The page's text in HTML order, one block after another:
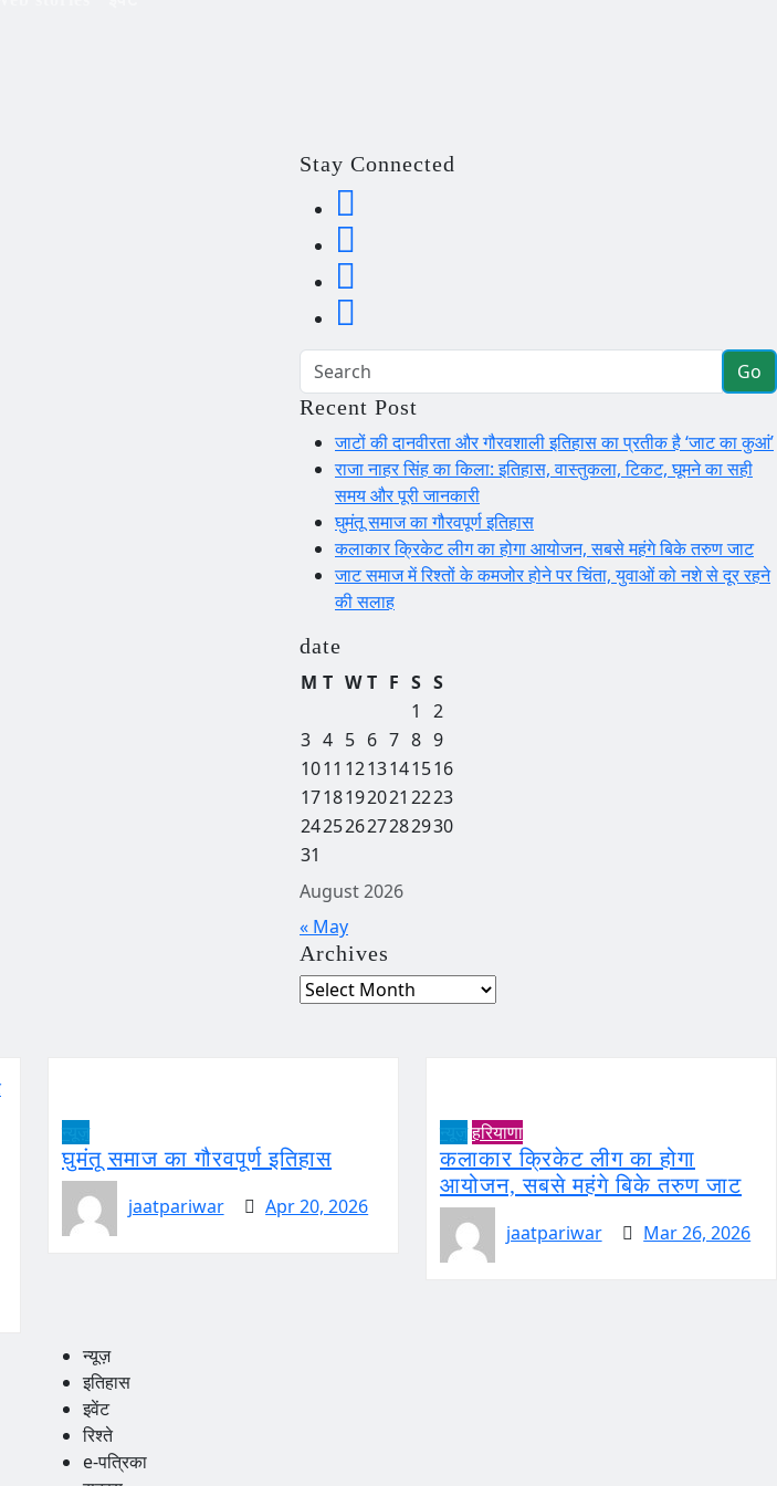
Stay Connected
Go
Recent Post
जाटों की दानवीरता और गौरवशाली इतिहास का प्रतीक है ‘जाट का कुआं’
राजा नाहर सिंह का किला: इतिहास, वास्तुकला, टिकट, घूमने का सही
समय और पूरी जानकारी
घुमंतू समाज का गौरवपूर्ण इतिहास
कलाकार क्रिकेट लीग का होगा आयोजन, सबसे महंगे बिके तरुण जाट
जाट समाज में रिश्तों के कमजोर होने पर चिंता, युवाओं को नशे से दूर रहने
की सलाह
date
August 2026
M T W T F S S
1
2
3 4 5 6 7 8 9
1011 1213141516
1718192021 2223
24252627282930
31
« May
Archives
Archives
घुमंतू समाज का गौरवपूर्ण इतिहास
jaatpariwar
Apr 20, 2026
हरियाणा
कलाकार क्रिकेट लीग का होगा
आयोजन, सबसे महंगे बिके तरुण जाट
jaatpariwar
Mar 26, 2026
न्यूज़
इतिहास
इवेंट
रिश्ते
e-पत्रिका